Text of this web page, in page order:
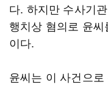
다. 하지만 수사기
행치상 혐의로 윤
이다.
윤씨는 이 사건으